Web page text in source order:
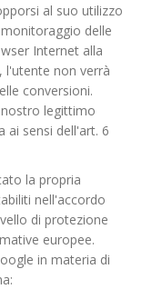
al suo utilizzo
delle
Internet alla
l'utente non verrà
conversioni.
legittimo
ai sensi dell'art. 6
la propria
nell'accordo
di protezione
europee.
in materia di